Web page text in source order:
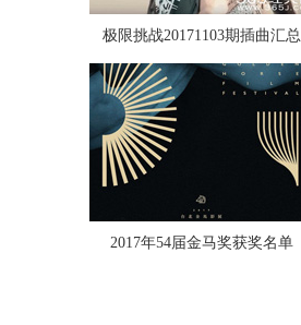
极限挑战20171103期插曲汇总
2017年54届金马奖获奖名单